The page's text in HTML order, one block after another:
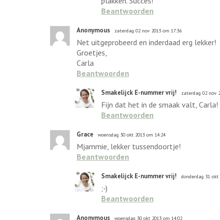
Beantwoorden
Anonymous zaterdag 02 nov 2013 om 17:36
Net uitgeprobeerd en inderdaad erg lekker!
Groetjes,
Carla
Beantwoorden
Smakelijck E-nummer vrij! zaterdag 02 nov
Fijn dat het in de smaak valt, Carla!
Beantwoorden
Grace woensdag 30 okt 2013 om 14:24
Mjammie, lekker tussendoortje!
Beantwoorden
Smakelijck E-nummer vrij! donderdag 31 okt
;-)
Beantwoorden
Anonymous woensdag 30 okt 2013 om 14:02